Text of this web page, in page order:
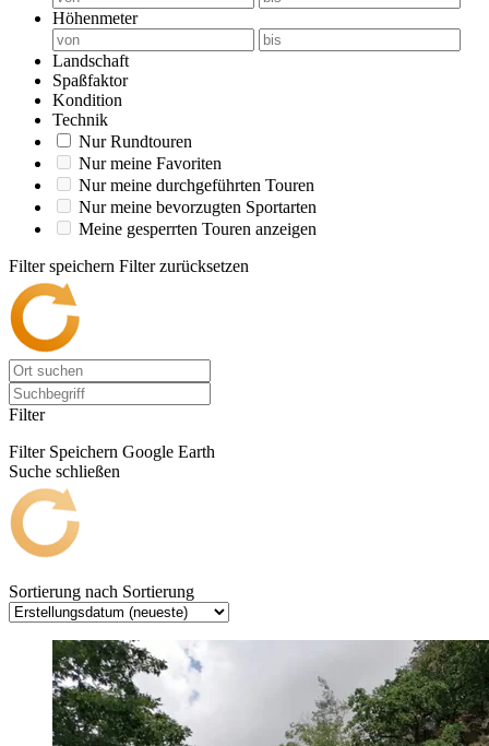
Höhenmeter
Landschaft
Spaßfaktor
Kondition
Technik
Nur Rundtouren
Nur meine Favoriten
Nur meine durchgeführten Touren
Nur meine bevorzugten Sportarten
Meine gesperrten Touren anzeigen
Filter speichern Filter zurücksetzen
Filter
Filter Speichern Google Earth
Suche schließen
Sortierung nach Sortierung